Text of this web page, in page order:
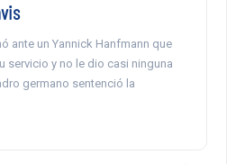
ante un Yannick Hanfmann que
servicio y no le dio casi ninguna
germano sentenció la